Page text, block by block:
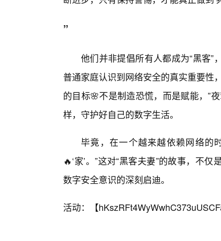
”
他们并非提倡所有人都成为“黑客
普通家庭认识到网络安全的真实重要性
的目标🌸不是制造恐慌，而是赋能，”
样，守护好自己的数字生活。
毕竟，在一个越来越依赖网络的
🔥‘家’。”这对“黑客夫妻”的故事，不
数字安全意识的深刻启迪。
活动：【